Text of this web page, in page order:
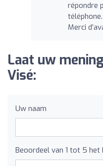
répondre
téléphone.
Merci
Laat uw
Visé:
Uw naam
Beoordeel van 1 tot 5 het